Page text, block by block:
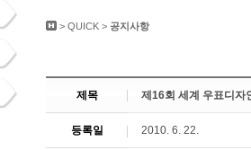
> QUICK > 공지사항
제목 제16회 세계 우표디자
등록일 2010. 6. 22.